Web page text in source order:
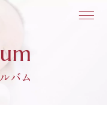
バム